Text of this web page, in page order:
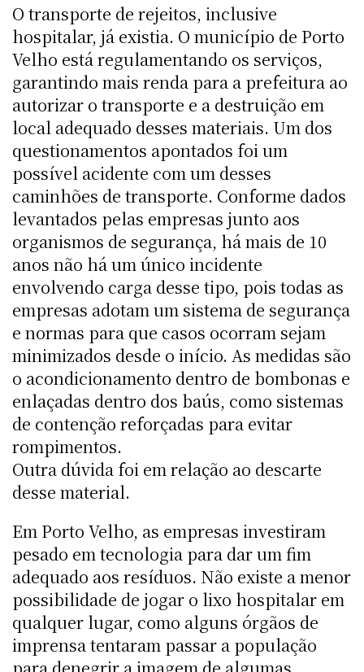
O transporte de rejeitos, inclusive
hospitalar, já existia. O município de Porto
Velho está regulamentando os serviços,
garantindo mais renda para a prefeitura ao
autorizar o transporte e a destruição em
local adequado desses materiais. Um dos
questionamentos apontados foi um
possível acidente com um desses
caminhões de transporte. Conforme dados
levantados pelas empresas junto aos
organismos de segurança, há mais de 10
anos não há um único incidente
envolvendo carga desse tipo, pois todas as
empresas adotam um sistema de segurança
e normas para que casos ocorram sejam
minimizados desde o início. As medidas são
o acondicionamento dentro de bombonas e
enlaçadas dentro dos baús, como sistemas
de contenção reforçadas para evitar
rompimentos.
Outra dúvida foi em relação ao descarte
desse material.
Em Porto Velho, as empresas investiram
pesado em tecnologia para dar um fim
adequado aos resíduos. Não existe a menor
possibilidade de jogar o lixo hospitalar em
qualquer lugar, como alguns órgãos de
imprensa tentaram passar a população
para denegrir a imagem de algumas